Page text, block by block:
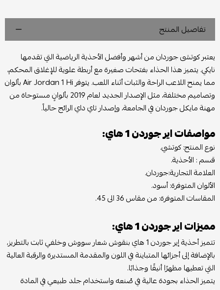
تفاصيل المنتج
يعتبر كوتشى جوردان من أشهر وأفضل الأحذية الرياضية التي تقدمها
نايكي. يتميز هذا الحذاء بفتحات صغيرة مع أربطة علوية للإغلاق المحكم،
مما يمنح اللاعب الراحة والثبات أثناء اللعب. يتوفر Air Jordan 1 Hi بألوان
وتصاميم مختلفة، مثل الإصدار الجديد لعام 2019 بألوانٍ مستوحاة من
مهنة مايكل جوردان في الجامعة، وإصدار تاي داي الرائج حالياً.
مواصفات اير جوردن 1 هاي:
نوع المنتج: كوتشي.
قسم : الأحذية.
العلامة التجارية:جوردان.
الألوان المتوفرة: أسود.
المقاسات المتوفرة: من مقاس 36 الى 45.
مميزات اير جوردن 1 هاي:
تتميز أحذية إير جوردن 1 هاي بنقوش شعار سووش وخلفي ثابت بالتطريز،
بالإضافة إلى أجزائها المتباينة في اللون والمقدمة المستديرة والرقبة العالية
التي تعطيها مظهرًا أنيقًا وجذابًا.
يتميز الحذاء بجودة عالية في صُنعه واستخدام جلد طبيعي في المادة